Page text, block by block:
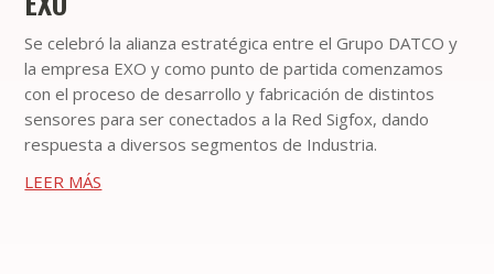
Se celebró la alianza estratégica entre el Grupo DATCO y
la empresa EXO y como punto de partida comenzamos
con el proceso de desarrollo y fabricación de distintos
sensores para ser conectados a la Red Sigfox, dando
respuesta a diversos segmentos de Industria.
LEER MÁS